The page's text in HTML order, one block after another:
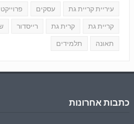
עיריית קריית גת עסקים
קריית גת קרית גת רייסדור
תאונה תלמידים
כתבות אחרונות